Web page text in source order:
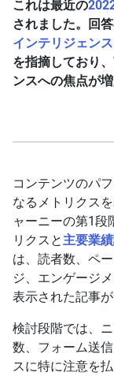
これは最近の
されました。回
インテリジェンス
を指摘しており
ンスへの焦点が
コンテンツのパ
なるメトリクス
ャーニーの第1段
リクスと主要業
は、読者数、ペ
ジ、エンゲージ
表示された記事が
検討段階では、
数、フォーム送
スに特に注意を払